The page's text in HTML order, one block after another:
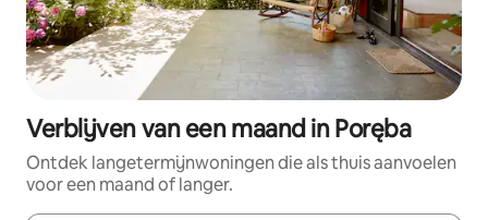
Verblijven van een maand in Poręba
Ontdek langetermijnwoningen die als thuis aanvoelen
voor een maand of langer.